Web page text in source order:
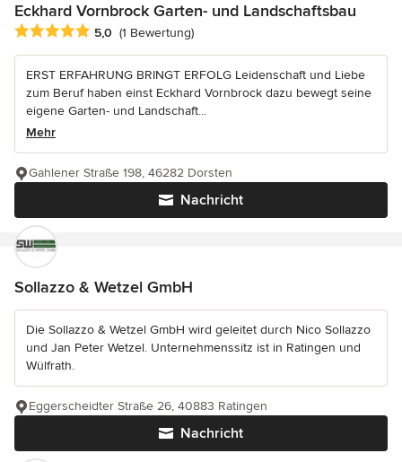
Eckhard Vornbrock Garten- und Landschaftsbau
Durchschnittliche Bewertung: 5 von 5 Sternen
5,0 (1 Bewertung)
ERST ERFAHRUNG BRINGT ERFOLG Leidenschaft und Liebe
zum Beruf haben einst Eckhard Vornbrock dazu bewegt seine
eigene Garten- und Landschaft...
Mehr
Nachricht
Gahlener Straße 198, 46282 Dorsten
Sollazzo & Wetzel GmbH
Die Sollazzo & Wetzel GmbH wird geleitet durch Nico Sollazzo
und Jan Peter Wetzel. Unternehmenssitz ist in Ratingen und
Wülfrath.
Nachricht
Eggerscheidter Straße 26, 40883 Ratingen